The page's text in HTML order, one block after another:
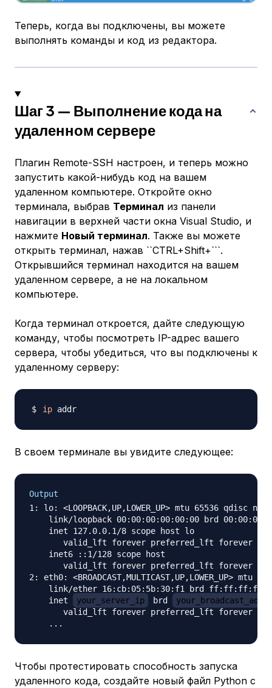
Теперь, когда вы подключены, вы можете
выполнять команды и код из редактора.
Шаг 3 — Выполнение кода на
удаленном сервере
Плагин Remote-SSH настроен, и теперь можно
запустить какой-нибудь код на вашем
удаленном компьютере. Откройте окно
терминала, выбрав Терминал из панели
навигации в верхней части окна Visual Studio, и
нажмите Новый терминал. Также вы можете
открыть терминал, нажав ``CTRL+Shift+​​```.
Открывшийся терминал находится на вашем
удаленном сервере, а не на локальном
компьютере.
Когда терминал откроется, дайте следующую
команду, чтобы посмотреть IP-адрес вашего
сервера, чтобы убедиться, что вы подключены к
удаленному серверу:
ip
В своем терминале вы увидите следующее:
Output
1: lo: <LOOPBACK,UP,LOWER_UP> mtu 65536 qdisc
link/loopback 00:00:00:00:00:00 brd
    inet 127.0.0.1/8 scope host lo
       valid_lft forever preferred_lft forever
    inet6 ::1/128 scope host
       valid_lft forever preferred_lft forever
2: eth0: <BROADCAST,MULTICAST,UP,LOWER_UP>
link/ether 16:cb:05:5b:30:f1 brd
    inet
your_server_ip brd
       valid_lft forever preferred_lft forever
Чтобы протестировать способность запуска
удаленного кода, создайте новый файл Python с